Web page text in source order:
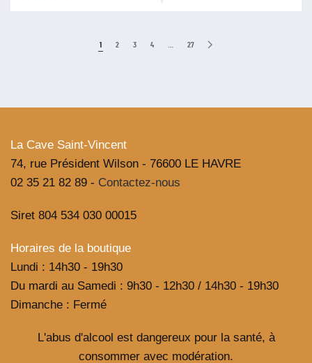
1 2 3 4 27
La Cave Saint-Vincent
74, rue Président Wilson - 76600 LE HAVRE
02 35 21 82 89 - Contactez-nous
Siret 804 534 030 00015
Horaires de la boutique
Lundi : 14h30 - 19h30
Du mardi au Samedi : 9h30 - 12h30 / 14h30 - 19h30
Dimanche : Fermé
L'abus d'alcool est dangereux pour la santé, à
consommer avec modération.